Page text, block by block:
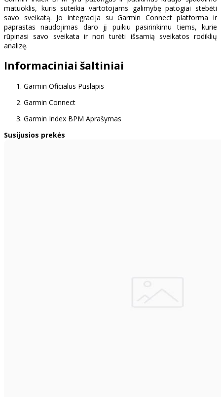
matuoklis, kuris suteikia vartotojams galimybę patogiai stebėti
savo sveikatą. Jo integracija su Garmin Connect platforma ir
paprastas naudojimas daro jį puikiu pasirinkimu tiems, kurie
rūpinasi savo sveikata ir nori turėti išsamią sveikatos rodiklių
analizę.
Informaciniai šaltiniai
Garmin Oficialus Puslapis
Garmin Connect
Garmin Index BPM Aprašymas
Susijusios prekės